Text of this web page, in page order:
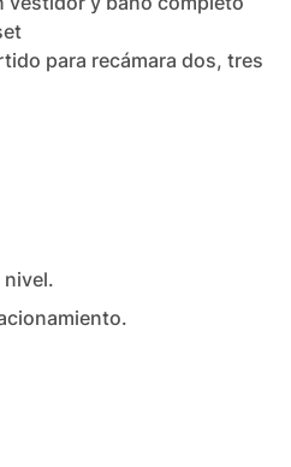
para recámara dos, tres
nivel.